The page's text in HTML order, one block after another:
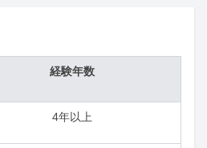
経験年数
4年以上